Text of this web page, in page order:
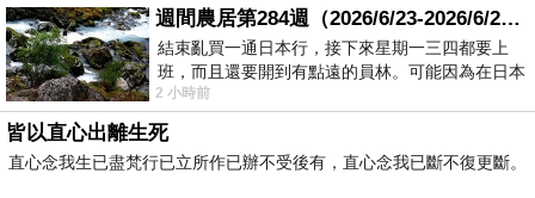
並拍了影片，請粉絲猜猜看編號1~9，
哪一本的年代最久遠？
結果好多人選9呢！
週間農居第284週（2026/6/23-2026/6/24) 夏至 金黃稻浪洋溢豐收喜悅
結束亂買一通日本行，接下來星期一三四都要上
班，而且還要開到有點遠的員林。可能因為在日本
花不少錢，星期一出門上班時，心裡沒有一
2 小時前
皆以直心出離生死
直心念我生已盡梵行已立所作已辦不受後有，直心念我已斷不復更斷。